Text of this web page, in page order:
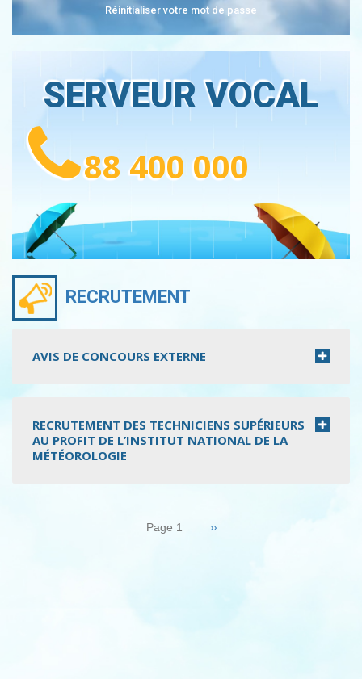
Réinitialiser votre mot de passe
SERVEUR VOCAL
88 400 000
RECRUTEMENT
AVIS DE CONCOURS EXTERNE
RECRUTEMENT DES TECHNICIENS SUPÉRIEURS
AU PROFIT DE L’INSTITUT NATIONAL DE LA
MÉTÉOROLOGIE
Page 1 Page
››